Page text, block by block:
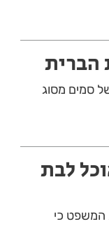
הברית
הכילה 2 קילוגרמים של סמים מסוג
לבת
המשפט כי